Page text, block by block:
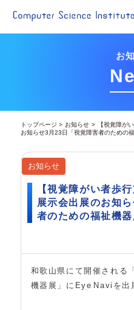
お
トップページ お知らせ
【視覚障が
お知らせ3月23日「視覚障害者のための
【視覚障がい者歩
展示会出展のお知
者のための福祉機
お知らせ
和歌山県にて開催される
機器展」にEye Naviを出